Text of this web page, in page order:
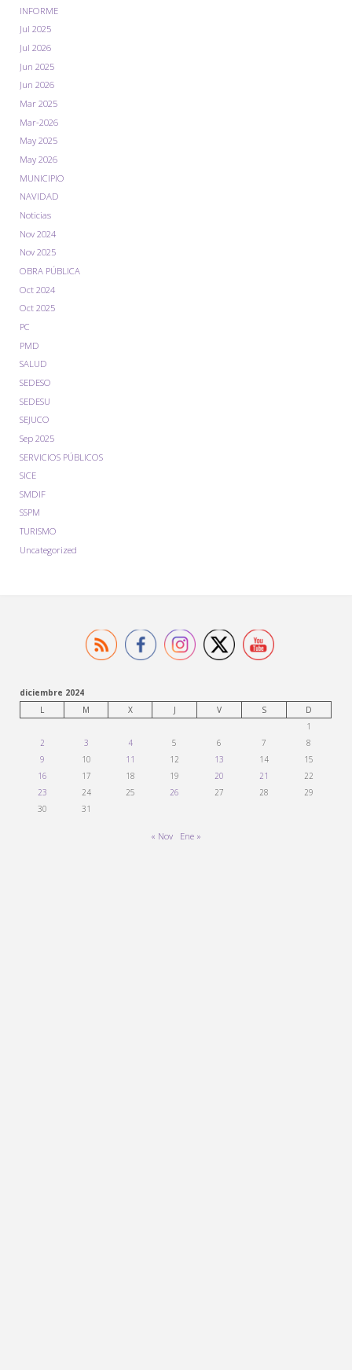
INFORME
Jul 2025
Jul 2026
Jun 2025
Jun 2026
Mar 2025
Mar-2026
May 2025
May 2026
MUNICIPIO
NAVIDAD
Noticias
Nov 2024
Nov 2025
OBRA PÚBLICA
Oct 2024
Oct 2025
PC
PMD
SALUD
SEDESO
SEDESU
SEJUCO
Sep 2025
SERVICIOS PÚBLICOS
SICE
SMDIF
SSPM
TURISMO
Uncategorized
diciembre 2024
L
M X J V S
D
1
2
3 4 5 6 7
8
9
10 11 12 13 14
15
16
17 18 19 20 21
22
23
24 25 26 27 28
29
30
31
« Nov Ene »